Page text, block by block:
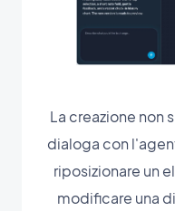
La creazione non
dialoga con
riposizionare un
modificare una